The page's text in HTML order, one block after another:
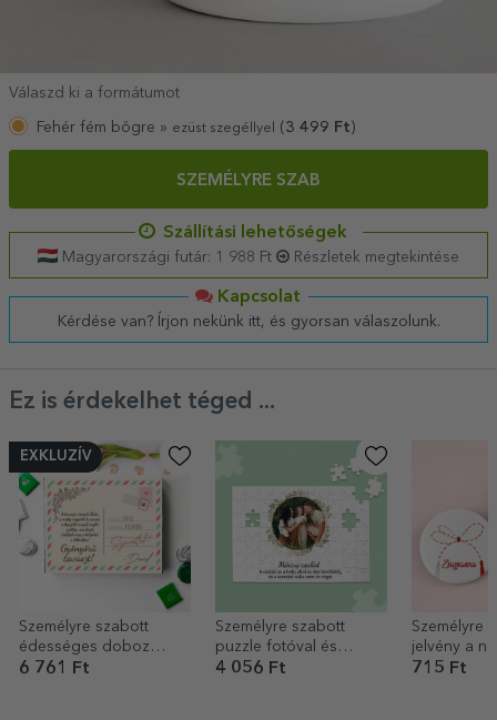
Válaszd ki a formátumot
Fehér fém bögre » ezüst szegéllyel ( 3 499 Ft )
SZEMÉLYRE SZAB
Szállítási lehetőségek
Magyarországi futár: 1 988 Ft Részletek megtekintése
Kapcsolat
Kérdése van? Írjon nekünk itt, és gyorsan válaszolunk.
Ez is érdekelhet téged ...
EXKLUZÍV
Személyre szabott
édességes doboz
szöveggel -
6 761 Ft
Személyre szabott
puzzle fotóval és
szöveggel 28x19 cm -
4 056 Ft
Személyre
jelvény a
715 Ft